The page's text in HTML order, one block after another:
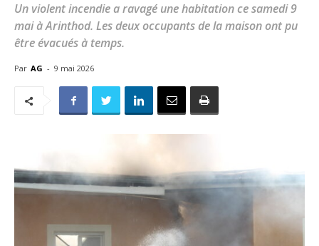
Un violent incendie a ravagé une habitation ce samedi 9
mai à Arinthod. Les deux occupants de la maison ont pu
être évacués à temps.
Par AG - 9 mai 2026